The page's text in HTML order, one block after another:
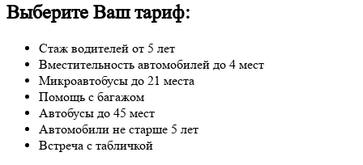
Выберите Ваш тариф:
Стаж водителей от 5 лет
Вместительность автомобилей до 4 мест
Микроавтобусы до 21 места
Помощь с багажом
Автобусы до 45 мест
Автомобили не старше 5 лет
Встреча с табличкой